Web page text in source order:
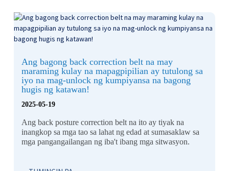
Ang bagong back correction belt na may
maraming kulay na mapagpipilian ay tutulong sa
iyo na mag-unlock ng kumpiyansa na bagong
hugis ng katawan!
2025-05-19
Ang back posture correction belt na ito ay tiyak na
inangkop sa mga tao sa lahat ng edad at sumasaklaw sa
mga pangangailangan ng iba't ibang mga sitwasyon.